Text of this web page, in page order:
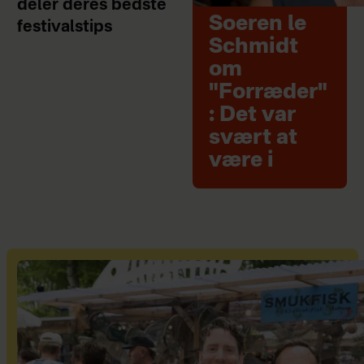
deler deres bedste
festivalstips
Soeren le
Schmidt
om
"Forræder"
: Det var
svært at
være i